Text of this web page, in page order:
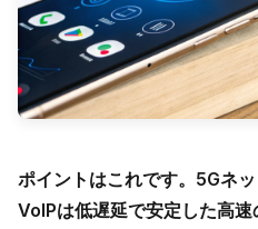
ポイントはこれです。 5Gネ
VoIPは低遅延で安定した高速